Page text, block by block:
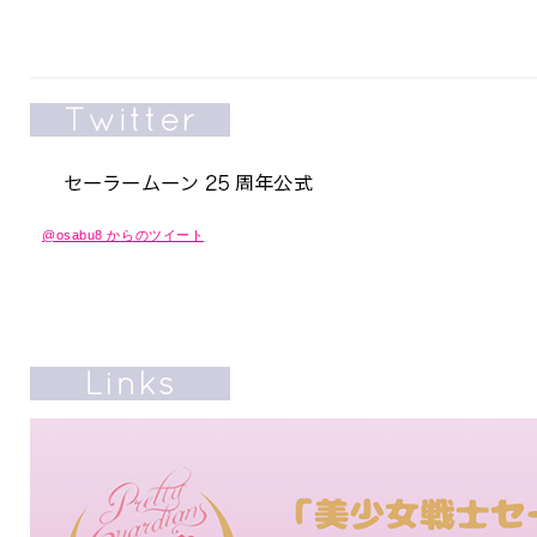
@osabu8 からのツイート